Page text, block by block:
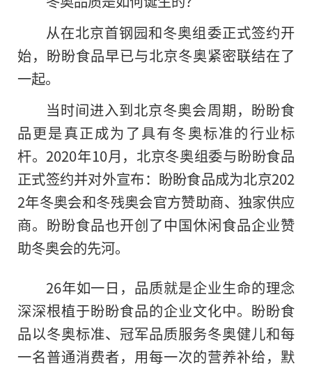
从在北京首钢园和冬奥组委正式签约开
始，盼盼食品早已与北京冬奥紧密联结在了
一起。
当时间进入到北京冬奥会周期，盼盼食
品更是真正成为了具有冬奥标准的行业标
杆。2020年10月，北京冬奥组委与盼盼食品
正式签约并对外宣布：盼盼食品成为北京202
2年冬奥会和冬残奥会官方赞助商、独家供应
商。盼盼食品也开创了中国休闲食品企业赞
助冬奥会的先河。
26年如一日，品质就是企业生命的理念
深深根植于盼盼食品的企业文化中。盼盼食
品以冬奥标准、冠军品质服务冬奥健儿和每
一名普通消费者，用每一次的营养补给，默